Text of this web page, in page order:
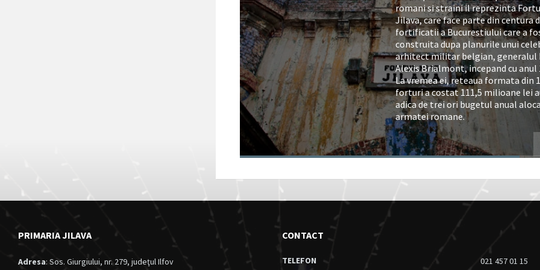
romani si straini il reprezinta
Jilava, care face parte din centura
fortificatii a Bucurestiului care a
construita dupa planurile unui
arhitect militar belgian, generalul
Alexis Brialmont, incepand cu anul
La vremea ei, reteaua formata din
forturi a costat 111,5 milioane lei
adica de trei ori bugetul anual
armatei romane.
PRIMARIA JILAVA
Adresa: Sos. Giurgiului, nr. 279, judeţul Ilfov
CONTACT
TELEFON 021 457 01 15